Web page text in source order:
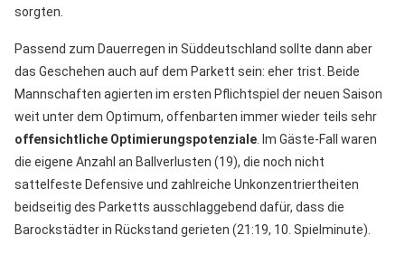
sorgten.
Passend zum Dauerregen in Süddeutschland sollte dann aber
das Geschehen auch auf dem Parkett sein: eher trist. Beide
Mannschaften agierten im ersten Pflichtspiel der neuen Saison
weit unter dem Optimum, offenbarten immer wieder teils sehr
offensichtliche Optimierungspotenziale. Im Gäste-Fall waren
die eigene Anzahl an Ballverlusten (19), die noch nicht
sattelfeste Defensive und zahlreiche Unkonzentriertheiten
beidseitig des Parketts ausschlaggebend dafür, dass die
Barockstädter in Rückstand gerieten (21:19, 10. Spielminute).